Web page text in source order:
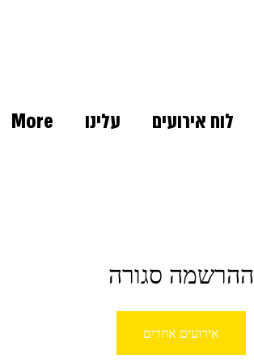
לוח אירועים עלינו More
ההרשמה סגורה
אירועים אחרים